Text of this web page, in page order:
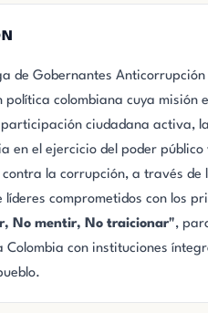
de Gobernantes Anticorrupción
política colombiana cuya misión
ciudadana activa, la
en el ejercicio del poder público
contra la corrupción, a través de
líderes comprometidos con los
No mentir, No traicionar",
Colombia con instituciones